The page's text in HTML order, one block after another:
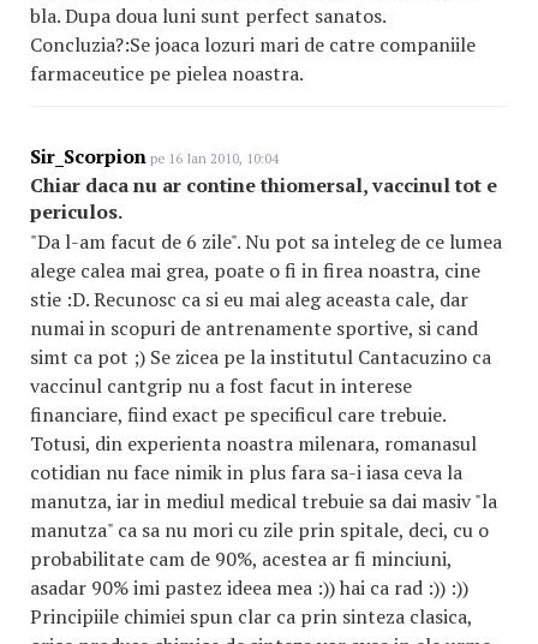
bla. Dupa doua luni sunt perfect sanatos.
Concluzia?:Se joaca lozuri mari de catre companiile
farmaceutice pe pielea noastra.
Sir_Scorpion pe 16 Ian 2010, 10:04
Chiar daca nu ar contine thiomersal, vaccinul tot e
periculos.
"Da l-am facut de 6 zile". Nu pot sa inteleg de ce lumea
alege calea mai grea, poate o fi in firea noastra, cine
stie :D. Recunosc ca si eu mai aleg aceasta cale, dar
numai in scopuri de antrenamente sportive, si cand
simt ca pot ;) Se zicea pe la institutul Cantacuzino ca
vaccinul cantgrip nu a fost facut in interese
financiare, fiind exact pe specificul care trebuie.
Totusi, din experienta noastra milenara, romanasul
cotidian nu face nimik in plus fara sa-i iasa ceva la
manutza, iar in mediul medical trebuie sa dai masiv "la
manutza" ca sa nu mori cu zile prin spitale, deci, cu o
probabilitate cam de 90%, acestea ar fi minciuni,
asadar 90% imi pastez ideea mea :)) hai ca rad :)) :))
Principiile chimiei spun clar ca prin sinteza clasica,